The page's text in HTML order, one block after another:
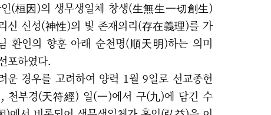
(桓因)의 생무생일체 창생(生無生一切創生)
신 신성(神性)의 빛존재의리(存在義理)를 가
환인의 향훈 아래 순천명(順天明)하는 의미
포하였다.
운 경우를 고려하여 양력 1월 9일로 선교종헌
천부경(天符經) 일(一)에서 구(九)에 담긴 수